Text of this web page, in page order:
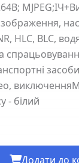
HLC, BLC,
- білий
Додати до